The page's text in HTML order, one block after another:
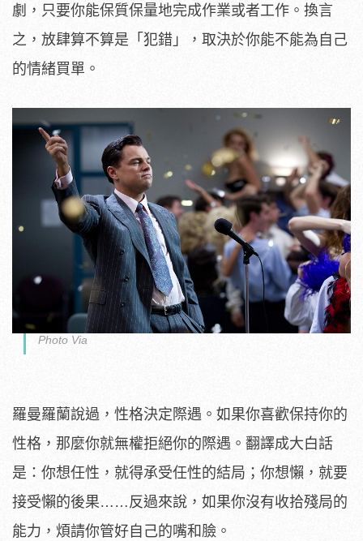
劇，只要你能保質保量地完成作業或者工作。換言
之，放肆算不算是「犯錯」，取決於你能不能為自己
的情緒買單。
Photo Via
羅曼羅蘭說過，性格決定際遇。如果你喜歡保持你的
性格，那麼你就無權拒絕你的際遇。翻譯成大白話
是：你想任性，就得承受任性的結局；你想懶，就要
接受懶的後果……反過來說，如果你沒有收拾殘局的
能力，煩請你管好自己的嘴和臉。